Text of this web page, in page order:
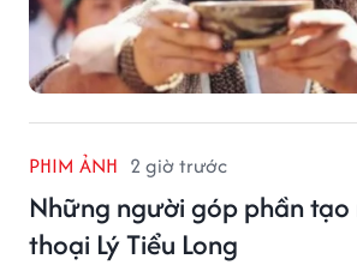
PHIM ẢNH 2 giờ trước
Những người góp phần tạo
thoại Lý Tiểu Long